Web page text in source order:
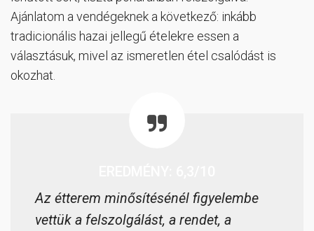
Ajánlatom a vendégeknek a következő: inkább
tradicionális hazai jellegű ételekre essen a
választásuk, mivel az ismeretlen étel csalódást is
okozhat.
Az étterem minősítésénél figyelembe
vettük a felszolgálást, a rendet, a